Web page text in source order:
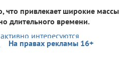
что привлекает широкие массы
длительного времени.
На правах рекламы 16+